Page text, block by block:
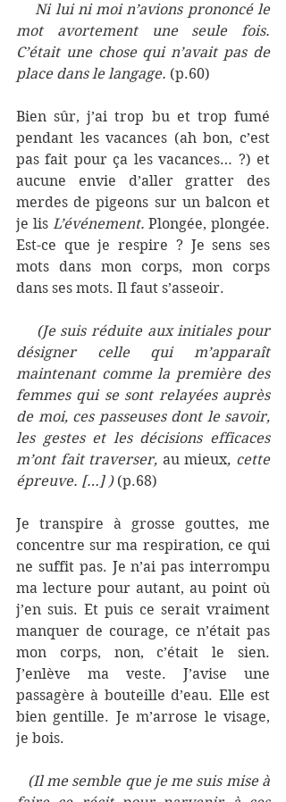
Ni lui ni moi n’avions prononcé le
mot avortement une seule fois.
C’était une chose qui n’avait pas de
place dans le langage. (p.60)
Bien sûr, j’ai trop bu et trop fumé
pendant les vacances (ah bon, c’est
pas fait pour ça les vacances… ?) et
aucune envie d’aller gratter des
merdes de pigeons sur un balcon et
je lis L’événement. Plongée, plongée.
Est-ce que je respire ? Je sens ses
mots dans mon corps, mon corps
dans ses mots. Il faut s’asseoir.
(Je suis réduite aux initiales pour
désigner celle qui m’apparaît
maintenant comme la première des
femmes qui se sont relayées auprès
de moi, ces passeuses dont le savoir,
les gestes et les décisions efficaces
m’ont fait traverser, au mieux, cette
épreuve. […] ) (p.68)
Je transpire à grosse gouttes, me
concentre sur ma respiration, ce qui
ne suffit pas. Je n’ai pas interrompu
ma lecture pour autant, au point où
j’en suis. Et puis ce serait vraiment
manquer de courage, ce n’était pas
mon corps, non, c’était le sien.
J’enlève ma veste. J’avise une
passagère à bouteille d’eau. Elle est
bien gentille. Je m’arrose le visage,
je bois.
(Il me semble que je me suis mise à